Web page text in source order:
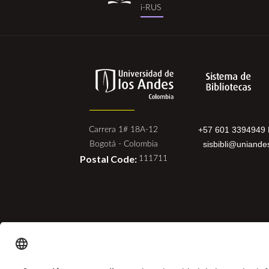
rus.png
i-RUS
Carrera 1# 18A-12
Bogotá - Colombia
Postal Code: 111711
+57 601 3394949